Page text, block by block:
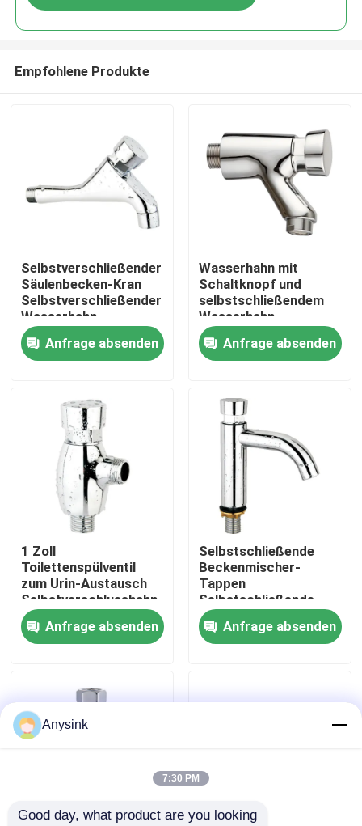
Startseite
Produkte
Videos
Über uns
Fabrik Tour
Qualitätskontrolle
Referenzen
Messingventile
Empfohlene Produkte
Selbstverschließender
Säulenbecken-Kran
Selbstverschließender
Wasserhahn
Anfrage absenden
Wasserhahn mit
Schaltknopf und
selbstschließendem
Wasserhahn
Anfrage absenden
1 Zoll
Toilettenspülventil
zum Urin-Austausch
Selbstverschlusshahn
Anfrage absenden
Selbstschließende
Beckenmischer-
Tappen
Selbstschließende
Push-Tappen
Anfrage absenden
Anysink
7:30 PM
Good day, what product are you looking